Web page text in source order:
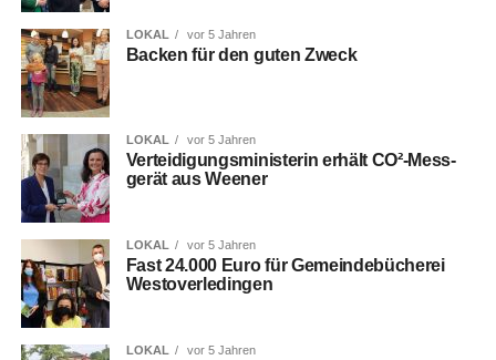
LOKAL vor 5 Jahren
Backen für den guten Zweck
LOKAL vor 5 Jahren
Ver­tei­di­gungs­mi­nis­te­rin erhält CO²-Mess­
ge­rät aus Weener
LOKAL vor 5 Jahren
Fast 24.000 Euro für Gemein­de­bü­che­rei
Westoverledingen
LOKAL vor 5 Jahren